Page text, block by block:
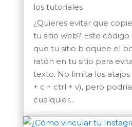
los tutoriales
¿Quieres evitar que
tu sitio web? Este
que tu sitio bloquee el
ratón en tu sitio para
texto. No limita los
+ c + ctrl + v), pero
cualquier...